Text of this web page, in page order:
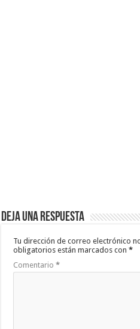
Deja una respuesta
Tu dirección de correo electrónico
obligatorios están marcados con*
Comentario*